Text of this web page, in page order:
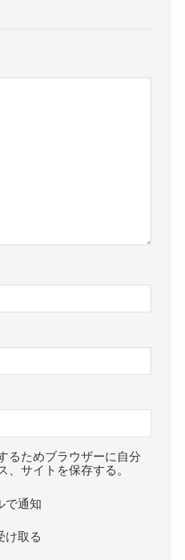
るためブラウザーに自分
、サイトを保存する。
で通知
け取る